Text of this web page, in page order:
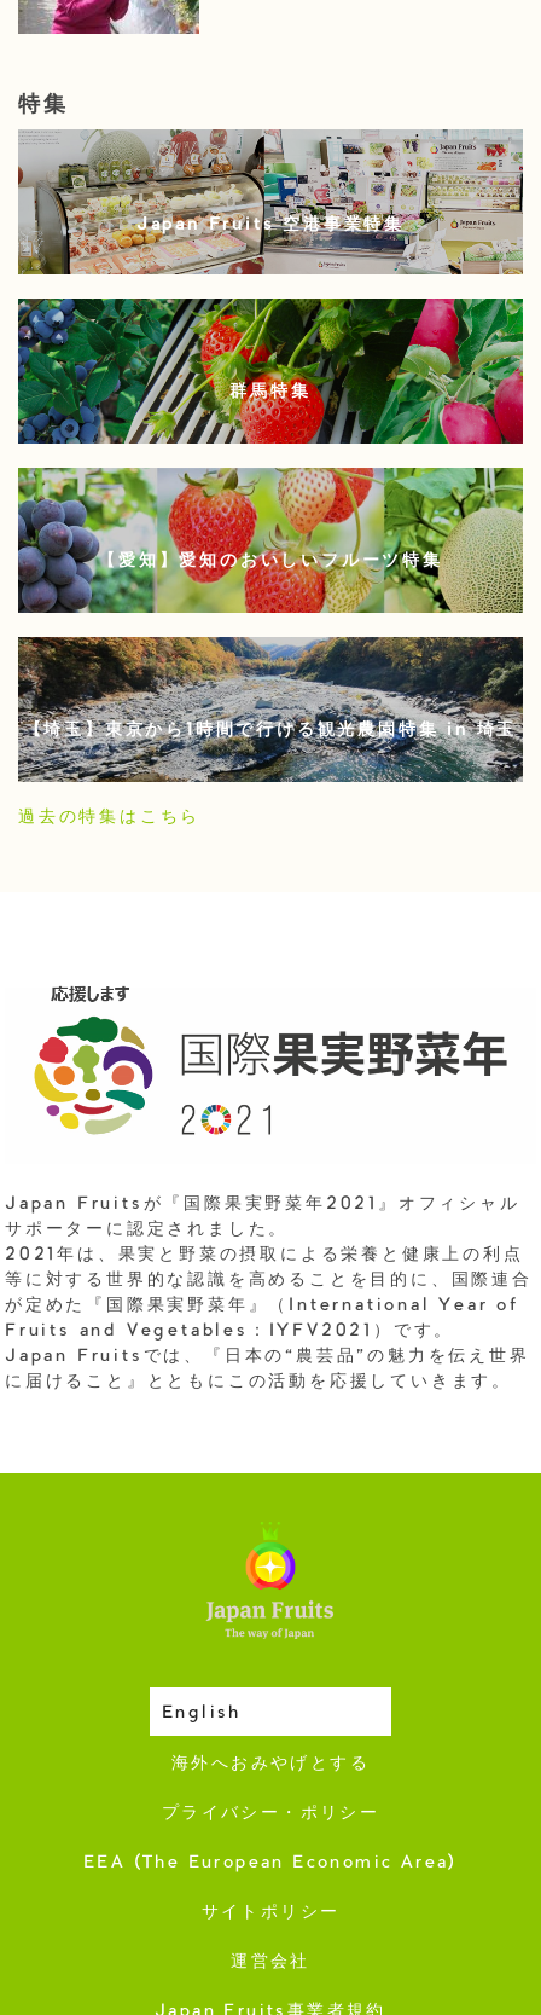
特集
Japan Fruits 空港事業特集
群馬特集
【愛知】愛知のおいしいフルーツ特集
【埼玉】東京から1時間で行ける観光農園特集 in 埼玉
過去の特集はこちら
Japan Fruitsが『国際果実野菜年2021』オフィシャル
サポーターに認定されました。
2021年は、果実と野菜の摂取による栄養と健康上の利点
等に対する世界的な認識を高めることを目的に、国際連合
が定めた『国際果実野菜年』（International Year of
Fruits and Vegetables：IYFV2021）です。
Japan Fruitsでは、『日本の“農芸品”の魅力を伝え世界
に届けること』とともにこの活動を応援していきます。
English収穫カレンダー
海外へおみやげとする
プライバシー・ポリシー
EEA (The European Economic Area)
サイトポリシー
運営会社